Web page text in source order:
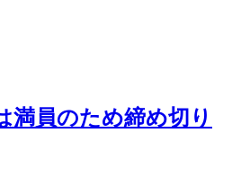
満員のため締め切り